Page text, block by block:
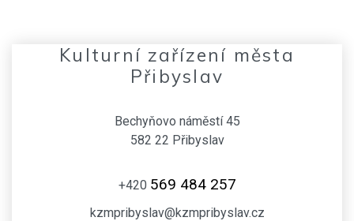
Kulturní zařízení města
Přibyslav
Bechyňovo náměstí 45
582 22 Přibyslav
+420 569 484 257
kzmpribyslav@kzmpribyslav.cz